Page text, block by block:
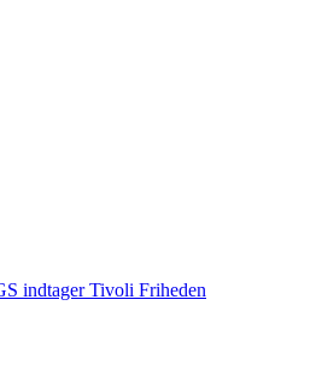
indtager Tivoli Friheden